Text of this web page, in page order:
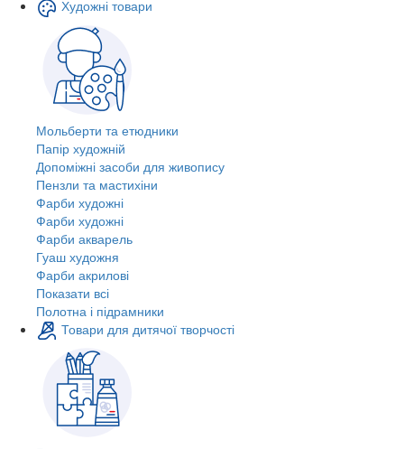
Художні товари
Мольберти та етюдники
Папір художній
Допоміжні засоби для живопису
Пензли та мастихіни
Фарби художні
Фарби художні
Фарби акварель
Гуаш художня
Фарби акрилові
Показати всі
Полотна і підрамники
Товари для дитячої творчості